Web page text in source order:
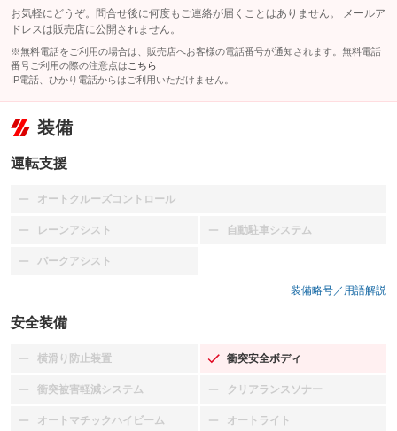
お気軽にどうぞ。問合せ後に何度もご連絡が届くことはありません。 メールア
ドレスは販売店に公開されません。
※無料電話をご利用の場合は、販売店へお客様の電話番号が通知されます。無料電話
番号ご利用の際の注意点は こちら
IP電話、ひかり電話からはご利用いただけません。
装備
運転支援
オートクルーズコントロール
：装備なし
レーンアシスト
：装備なし 自動駐車システム
：装備なし
パークアシスト
：装備なし
装備略号／用語解説
安全装備
横滑り防止装置
：装備なし 衝突安全ボディ
：装備あり
衝突被害軽減システム
：装備なし クリアランスソナー
：装備なし
オートマチックハイビーム
：装備なし オートライト
：装備なし